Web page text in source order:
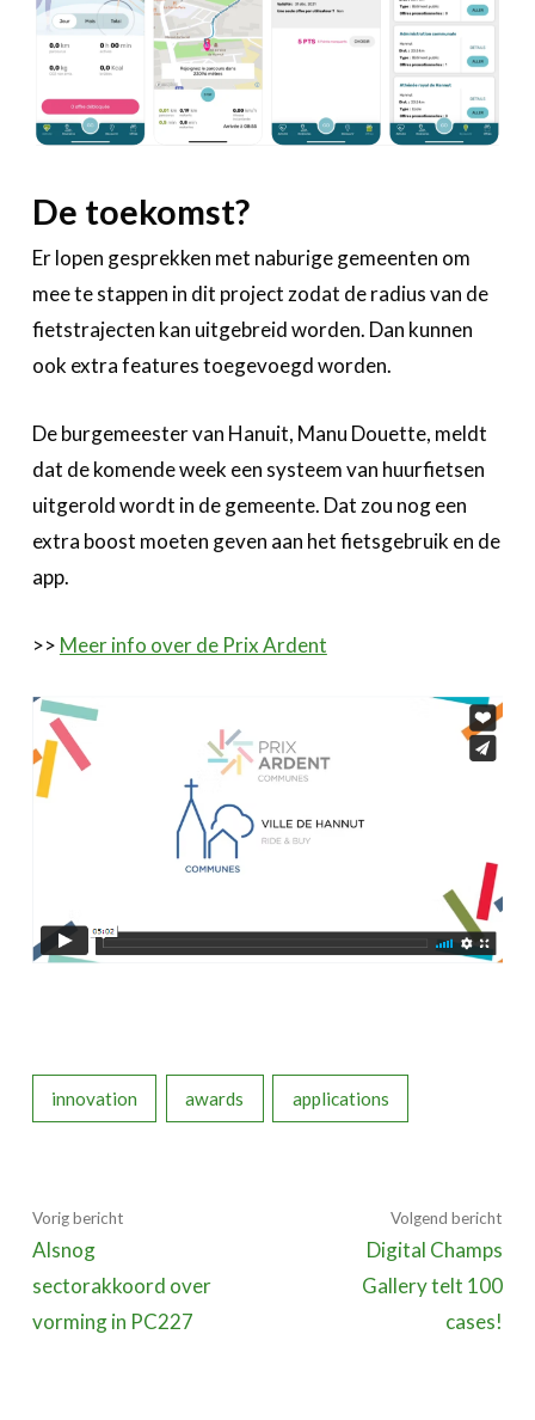
De toekomst?
Er lopen gesprekken met naburige gemeenten om
mee te stappen in dit project zodat de radius van de
fietstrajecten kan uitgebreid worden. Dan kunnen
ook extra features toegevoegd worden.
De burgemeester van Hanuit, Manu Douette, meldt
dat de komende week een systeem van huurfietsen
uitgerold wordt in de gemeente. Dat zou nog een
extra boost moeten geven aan het fietsgebruik en de
app.
>> Meer info over de Prix Ardent
innovation awards applications
Vorig bericht
Alsnog
sectorakkoord over
vorming in PC227
Volgend bericht
Digital Champs
Gallery telt 100
cases!